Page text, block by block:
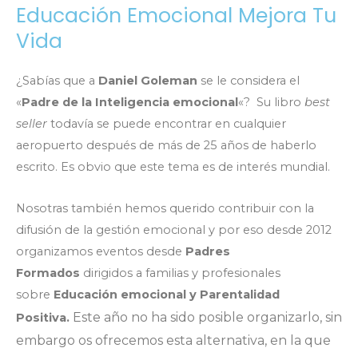
Educación Emocional Mejora Tu
Vida
¿Sabías que a Daniel Goleman se le considera el
«Padre de la Inteligencia emocional«? Su libro best
seller todavía se puede encontrar en cualquier
aeropuerto después de más de 25 años de haberlo
escrito. Es obvio que este tema es de interés mundial.
Nosotras también hemos querido contribuir con la
difusión de la gestión emocional y por eso desde 2012
organizamos eventos desde Padres
Formados dirigidos a familias y profesionales
sobre Educación emocional y Parentalidad
Positiva. Este año no ha sido posible organizarlo, sin
embargo os ofrecemos esta alternativa, en la que